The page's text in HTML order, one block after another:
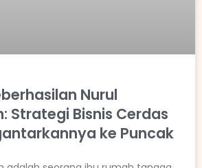
Nurul
Strategi Bisnis Cerdas
ke Puncak